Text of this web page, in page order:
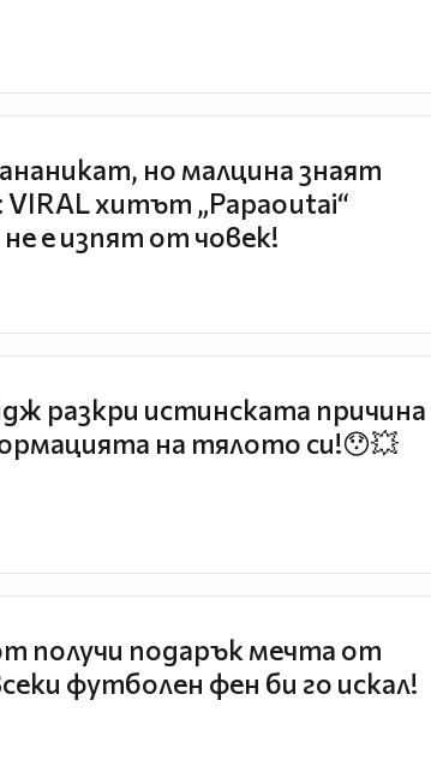
но малцина знаят
хитът „Papaoutai“
е изпят от човек!
разкри истинската причина
на тялото си!😯💥
получи подарък мечта от
футболен фен би го искал!